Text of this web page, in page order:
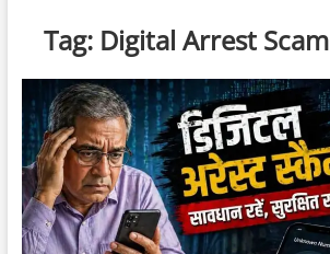
Tag: Digital Arrest Scam